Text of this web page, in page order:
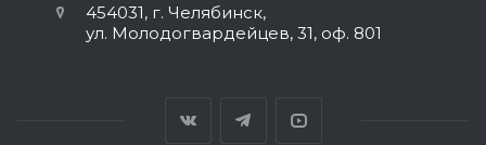
454031, г. Челябинск,
ул. Молодогвардейцев, 31, оф. 801